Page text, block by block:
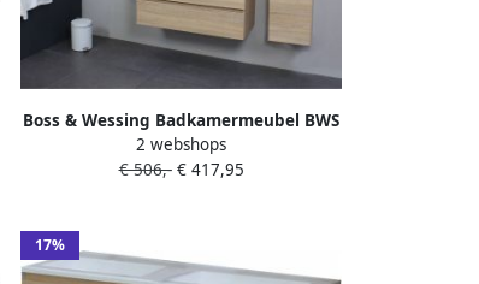
Boss & Wessing Badkamermeubel BWS
Pepper Acryl Wastafel Met Kraangat
100x55x46 cm Eiken
2 webshops
€ 506,-€ 417,95
17%